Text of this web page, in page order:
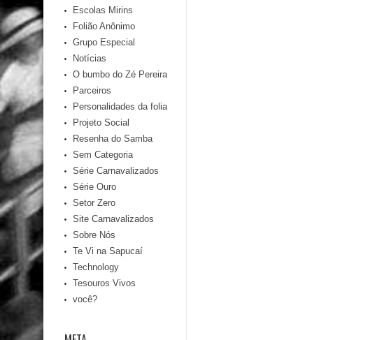
Escolas Mirins
Folião Anônimo
Grupo Especial
Notícias
O bumbo do Zé Pereira
Parceiros
Personalidades da folia
Projeto Social
Resenha do Samba
Sem Categoria
Série Carnavalizados
Série Ouro
Setor Zero
Site Carnavalizados
Sobre Nós
Te Vi na Sapucaí
Technology
Tesouros Vivos
você?